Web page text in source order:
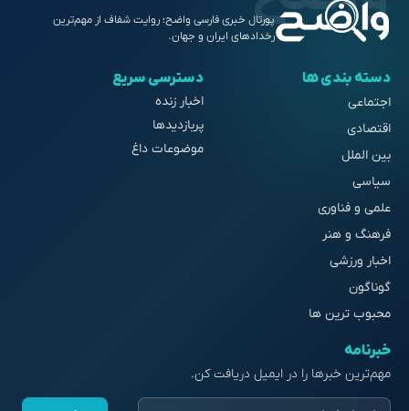
پورتال خبری فارسی واضح؛ روایت شفاف از مهم‌ترین
رخدادهای ایران و جهان.
دسته بندی ها
اجتماعی
اقتصادی
بین الملل
سیاسی
علمی و فناوری
فرهنگ و هنر
اخبار ورزشی
گوناگون
محبوب ترین ها
دسترسی سریع
اخبار زنده
پربازدیدها
موضوعات داغ
خبرنامه
مهم‌ترین خبرها را در ایمیل دریافت کن.